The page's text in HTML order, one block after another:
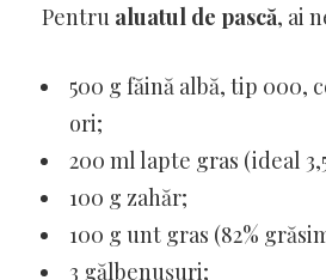
Pentru aluatul de pască, ai
500 g făină albă, tip 000,
ori;
200 ml lapte gras (ideal
100 g zahăr;
100 g unt gras (82%
3 gălbenușuri;